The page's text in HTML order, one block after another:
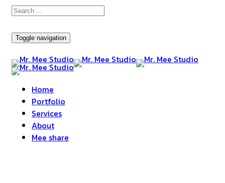
Toggle navigation
Home
Portfolio
Services
About
Mee share